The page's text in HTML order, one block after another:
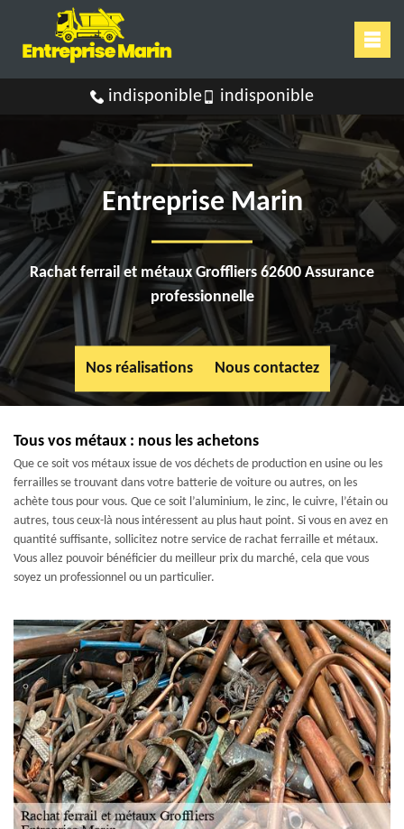
indisponible indisponible
Entreprise Marin
Rachat ferrail et métaux Groffliers 62600 Assurance
professionnelle
Nos réalisations Nous contactez
Tous vos métaux : nous les achetons
Que ce soit vos métaux issue de vos déchets de production en usine ou les
ferrailles se trouvant dans votre batterie de voiture ou autres, on les
achète tous pour vous. Que ce soit l’aluminium, le zinc, le cuivre, l’étain ou
autres, tous ceux-là nous intéressent au plus haut point. Si vous en avez en
quantité suffisante, sollicitez notre service de rachat ferraille et métaux.
Vous allez pouvoir bénéficier du meilleur prix du marché, cela que vous
soyez un professionnel ou un particulier.